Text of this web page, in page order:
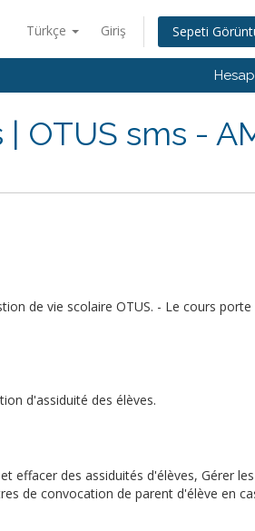
Türkçe Giriş Sepeti
Hesap
OTUS sms -
de vie scolaire OTUS. - Le cours porte
d'assiduité des élèves.
effacer des assiduités d'élèves, Gérer les
de convocation de parent d'élève en